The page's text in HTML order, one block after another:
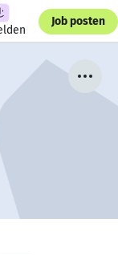
Job posten